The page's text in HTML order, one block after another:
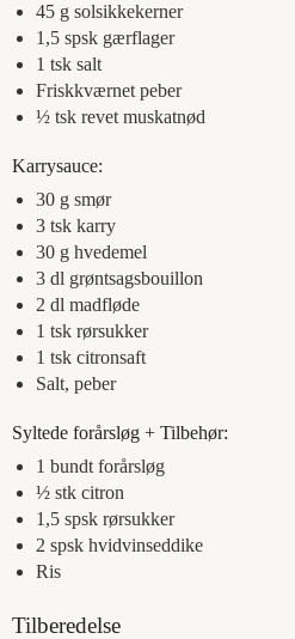
45 g solsikkekerner
1,5 spsk gærflager
1 tsk salt
Friskkværnet peber
½ tsk revet muskatnød
Karrysauce:
30 g smør
3 tsk karry
30 g hvedemel
3 dl grøntsagsbouillon
2 dl madfløde
1 tsk rørsukker
1 tsk citronsaft
Salt, peber
Syltede forårsløg + Tilbehør:
1 bundt forårsløg
½ stk citron
1,5 spsk rørsukker
2 spsk hvidvinseddike
Ris
Tilberedelse